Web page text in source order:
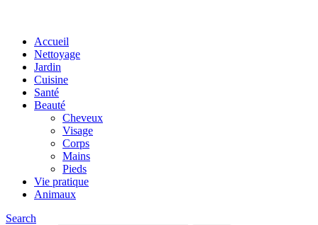
Accueil
Nettoyage
Jardin
Cuisine
Santé
Beauté
Cheveux
Visage
Corps
Mains
Pieds
Vie pratique
Animaux
Search